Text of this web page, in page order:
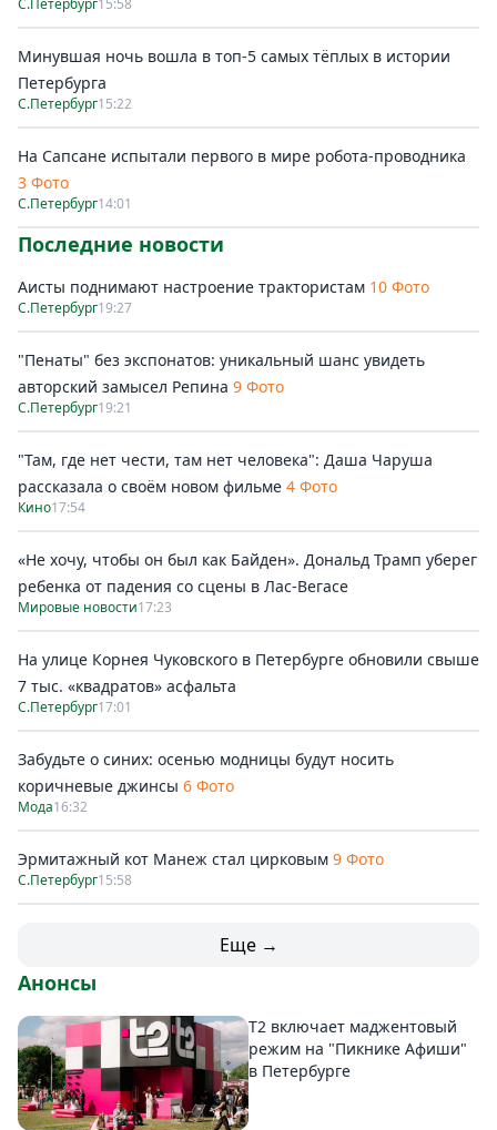
С.Петербург15:58
Минувшая ночь вошла в топ-5 самых тёплых в истории
Петербурга
С.Петербург15:22
На Сапсане испытали первого в мире робота-проводника
3 Фото
С.Петербург14:01
Последние новости
Аисты поднимают настроение трактористам 10 Фото
С.Петербург19:27
"Пенаты" без экспонатов: уникальный шанс увидеть
авторский замысел Репина 9 Фото
С.Петербург19:21
"Там, где нет чести, там нет человека": Даша Чаруша
рассказала о своём новом фильме 4 Фото
Кино17:54
«Не хочу, чтобы он был как Байден». Дональд Трамп уберег
ребенка от падения со сцены в Лас-Вегасе
Мировые новости17:23
На улице Корнея Чуковского в Петербурге обновили свыше
7 тыс. «квадратов» асфальта
С.Петербург17:01
Забудьте о синих: осенью модницы будут носить
коричневые джинсы 6 Фото
Мода16:32
Эрмитажный кот Манеж стал цирковым 9 Фото
С.Петербург15:58
Еще →
Анонсы
Т2 включает маджентовый
режим на "Пикнике Афиши"
в Петербурге